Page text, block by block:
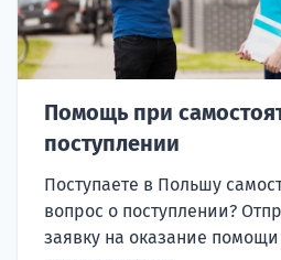
Помощь при
поступлении
Поступаете в Польшу
вопрос о поступлении?
заявку на оказание